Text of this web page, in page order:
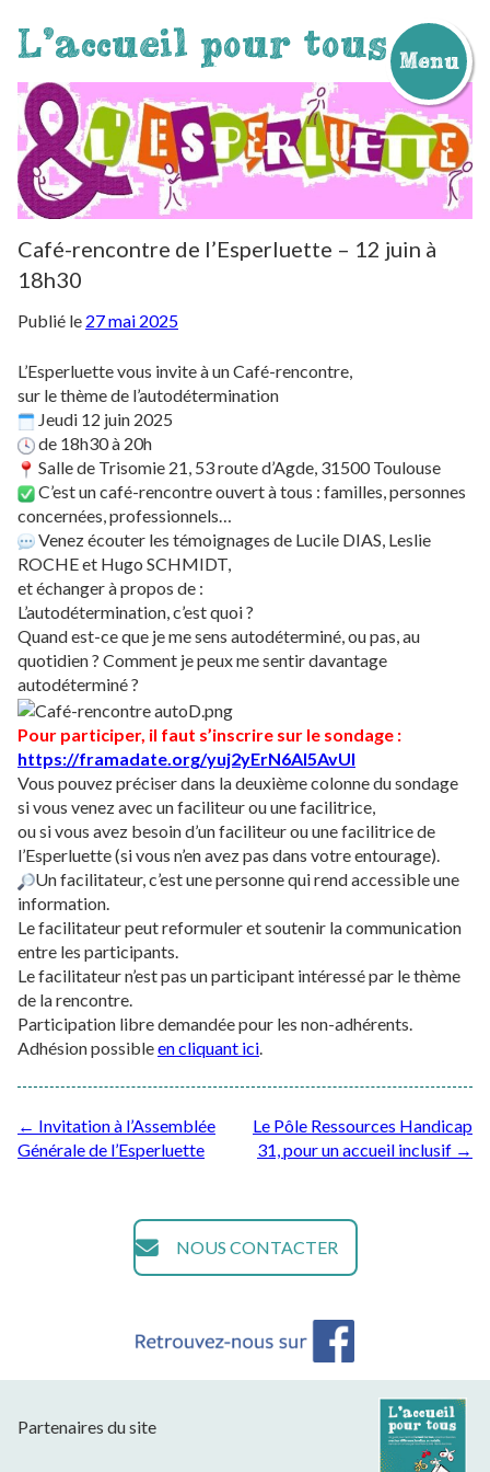
L'accueil pour tous Menu
Aller
au
contenu
Café-rencontre de l’Esperluette – 12 juin à
18h30
Publié le 27 mai 2025
L’Esperluette vous invite à un Café-rencontre,
sur le thème de l’autodétermination
Jeudi 12 juin 2025
de 18h30 à 20h
Salle de Trisomie 21, 53 route d’Agde, 31500 Toulouse
C’est un café-rencontre ouvert à tous : familles, personnes
concernées, professionnels…
Venez écouter les témoignages de Lucile DIAS, Leslie
ROCHE et Hugo SCHMIDT,
et échanger à propos de :
L’autodétermination, c’est quoi ?
Quand est-ce que je me sens autodéterminé, ou pas, au
quotidien ? Comment je peux me sentir davantage
autodéterminé ?
Pour participer, il faut s’inscrire sur le sondage :
https://framadate.org/yuj2yErN6Al5AvUI
Vous pouvez préciser dans la deuxième colonne du sondage
si vous venez avec un faciliteur ou une facilitrice,
ou si vous avez besoin d’un faciliteur ou une facilitrice de
l’Esperluette (si vous n’en avez pas dans votre entourage).
Un facilitateur, c’est une personne qui rend accessible une
information.
Le facilitateur peut reformuler et soutenir la communication
entre les participants.
Le facilitateur n’est pas un participant intéressé par le thème
de la rencontre.
Participation libre demandée pour les non-adhérents.
Adhésion possibleen cliquant ici.
Post
← Invitation à l’Assemblée
Générale de l’Esperluette
Le Pôle Ressources Handicap
31, pour un accueil inclusif →
NOUS CONTACTER
Partenaires du site